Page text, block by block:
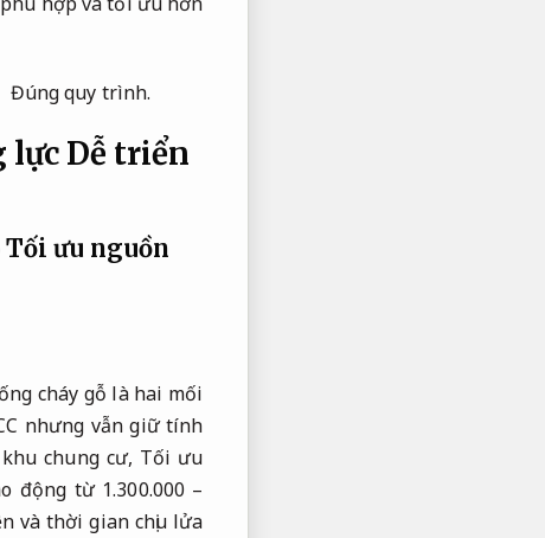
Đúng quy trình.
lực Dễ triển
Tối ưu nguồn
cháy gỗ là hai mối
nhưng vẫn giữ tính
chung cư, Tối ưu
động từ 1.300.000 –
và thời gian chịu lửa